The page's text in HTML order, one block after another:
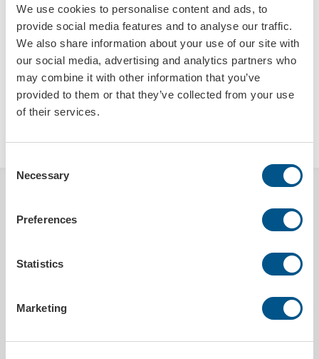
We use cookies to personalise content and ads, to
provide social media features and to analyse our traffic.
We also share information about your use of our site with
our social media, advertising and analytics partners who
may combine it with other information that you’ve
provided to them or that they’ve collected from your use
of their services.
Selection
Necessary
Preferences
Statistics
Marketing
En smal exklusiv kvalitetsnyckelring tillverkad i metall och svart läder.
metalldelen graveras enligt ert önskemål (i en färg). Ringens diameter
är 24 mm.